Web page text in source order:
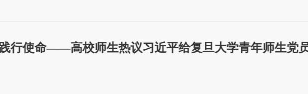
行使命——高校师生热议习近平给复旦大学青年师生党